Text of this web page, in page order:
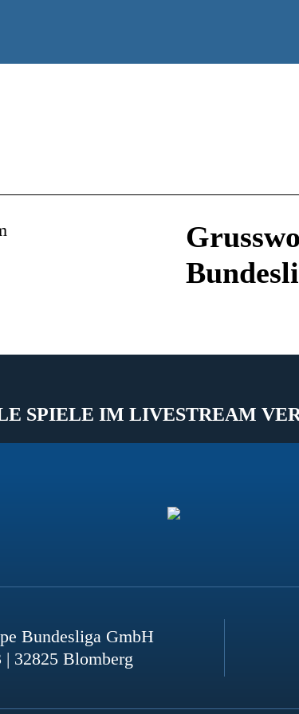
SPIELE IM LIVESTREAM
Bundesliga GmbH
32825 Blomberg